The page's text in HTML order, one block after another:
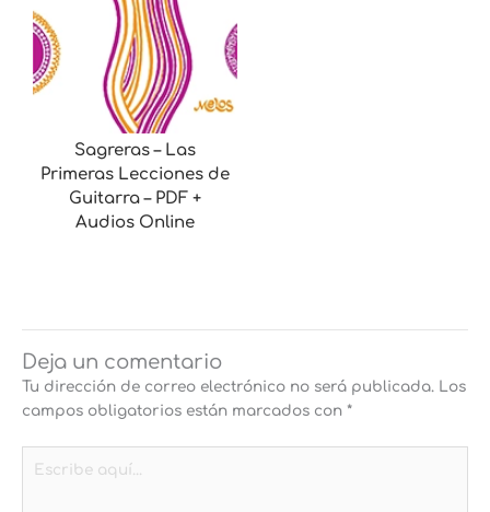
Sagreras – Las
Primeras Lecciones de
Guitarra – PDF +
Audios Online
Deja un comentario
Tu dirección de correo electrónico no será publicada. Los
campos obligatorios están marcados con *
aquí...